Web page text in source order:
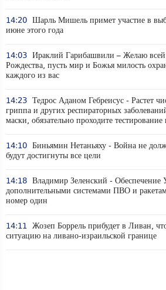
14:20 Шарль Мишель примет участие в
июне этого года
14:03 Ираклий Гарибашвили – Желаю всей
Рождества, пусть мир и Божья милость
каждого из вас
14:23 Тедрос Аданом Гебреисус - Растет
гриппа и других респираторных
маски, обязательно проходите
14:10 Биньямин Нетаньяху - Война не
будут достигнуты все цели
14:18 Владимир Зеленский - Обеспечение
дополнительными системами ПВО и
номер один
14:11
Жозеп Боррель прибудет в Ливан,
ситуацию на ливано-израильской границе